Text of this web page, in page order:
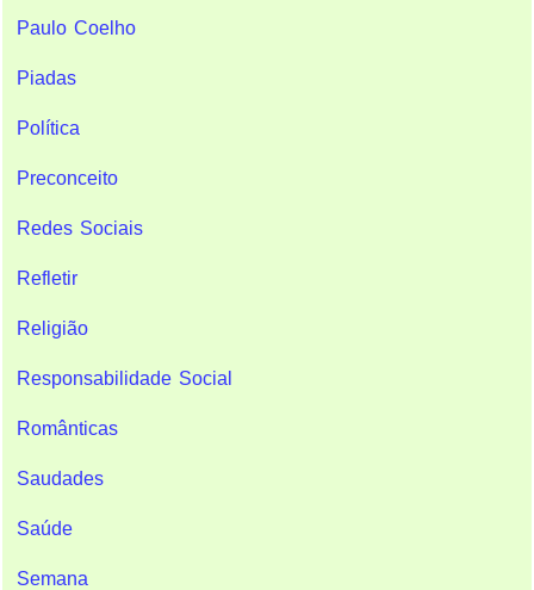
Paulo Coelho
Piadas
Política
Preconceito
Redes Sociais
Refletir
Religião
Responsabilidade Social
Românticas
Saudades
Saúde
Semana